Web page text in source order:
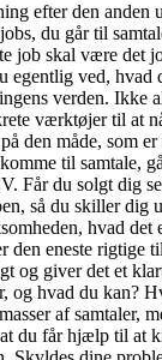
efter den anden
du går til
job skal være det
egentlig ved, hvad
verden. Ikke
værktøjer til at
den måde, som
til samtale,
Får du solgt dig
så du skiller dig
hvad
den eneste rigtige
og giver det et
og hvad du kan?
af samtaler,
du får hjælp til at